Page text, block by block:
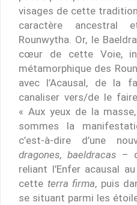
visages de cette
caractère ancestral
Rounwytha. Or, le
cœur de cette Voie,
métamorphique des
avec l’Acausal, de la
canaliser vers/de le
« Aux yeux de la
sommes la
c’est-à-dire d’une
dragones, baeldracas –
reliant l’Enfer acausal
cette terra firma, puis
se situant parmi les